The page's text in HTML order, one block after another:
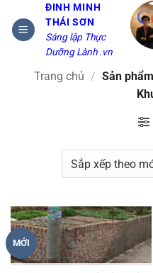
qua
ĐINH MINH
THÁI SƠN
Sáng lập Thực
Dưỡng Lành .vn
Trang chủ / Sản
MỚI